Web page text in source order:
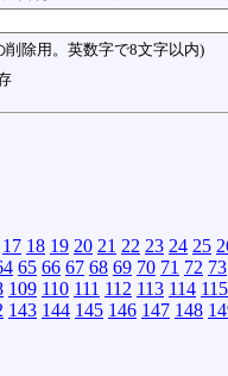
削除用。英数字で8文字以内)
17 18 19 20 21 22 23 24 25
65 66 67 68 69 70 71 72 73
109 110 111 112 113 114 115
143 144 145 146 147 148